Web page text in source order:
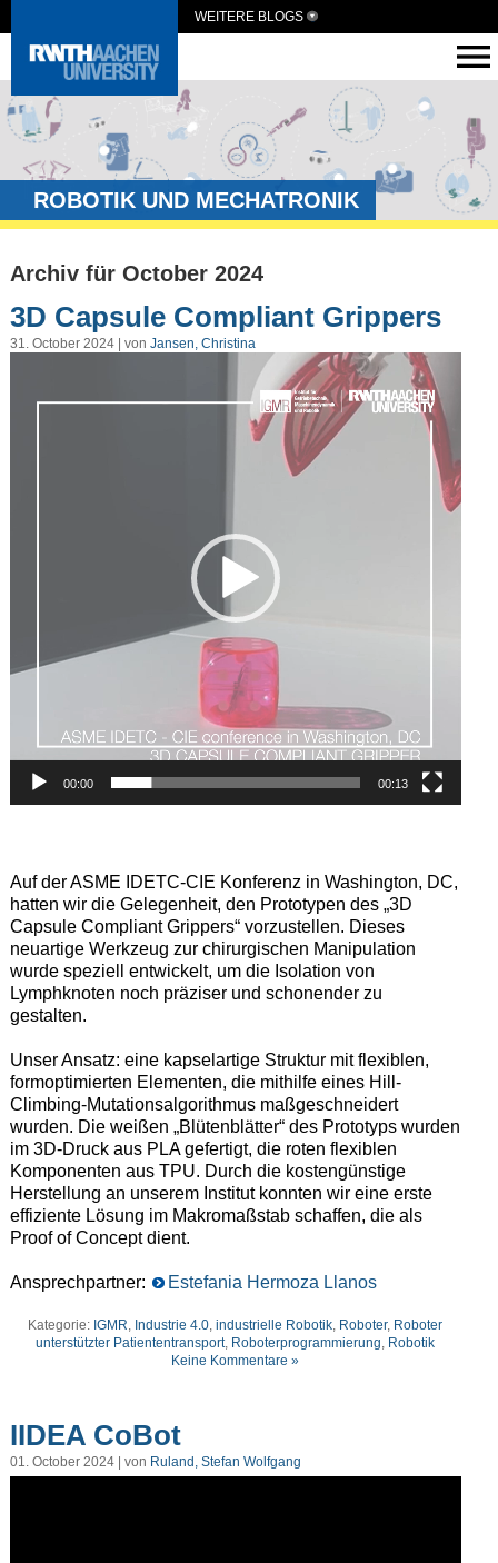
WEITERE BLOGS
ROBOTIK UND MECHATRONIK
Archiv für October 2024
3D Capsule Compliant Grippers
31. October 2024 | von Jansen, Christina
00:00 00:13
Auf der ASME IDETC-CIE Konferenz in Washington, DC,
hatten wir die Gelegenheit, den Prototypen des „3D
Capsule Compliant Grippers“ vorzustellen. Dieses
neuartige Werkzeug zur chirurgischen Manipulation
wurde speziell entwickelt, um die Isolation von
Lymphknoten noch präziser und schonender zu
gestalten.
Unser Ansatz: eine kapselartige Struktur mit flexiblen,
formoptimierten Elementen, die mithilfe eines Hill-
Climbing-Mutationsalgorithmus maßgeschneidert
wurden. Die weißen „Blütenblätter“ des Prototyps wurden
im 3D-Druck aus PLA gefertigt, die roten flexiblen
Komponenten aus TPU. Durch die kostengünstige
Herstellung an unserem Institut konnten wir eine erste
effiziente Lösung im Makromaßstab schaffen, die als
Proof of Concept dient.
Ansprechpartner: Estefania Hermoza Llanos
Kategorie: IGMR Industrie 4.0 ,industrielle Robotik Roboter, Roboter
unterstützter Patiententransport, Roboterprogrammierung Robotik
Keine Kommentare »
IIDEA CoBot
01. October 2024 | von Ruland, Stefan Wolfgang